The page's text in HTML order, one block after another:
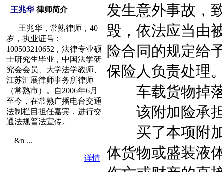
王兆华 律师简介
王兆华，常熟律师，40
岁，执业证号：
100503210652，法律专业硕
士研究生毕业，中国法学研
究会会员、大学法学教师、
江苏汇展律师事务所律师
（常熟市）。自2006年6月
至今，在常熟广播电台交通
法制栏目担任嘉宾，进行交
通法规普法宣传。
&n ...
详情
发生意外事故，
毁，依法应当由
险合同的规定给
保险人负责处理
车载货物掉落
该附加险承担
买了本项附加
体货物或盛装液